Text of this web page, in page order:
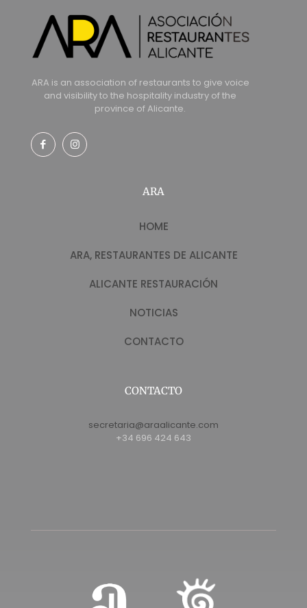
ARA is an association of restaurants to give voice
and visibility to the hospitality industry of the
province of Alicante.
ARA
HOME
ARA, RESTAURANTES DE ALICANTE
ALICANTE RESTAURACIÓN
NOTICIAS
CONTACTO
CONTACTO
secretaria@araalicante.com
+34 696 424 643